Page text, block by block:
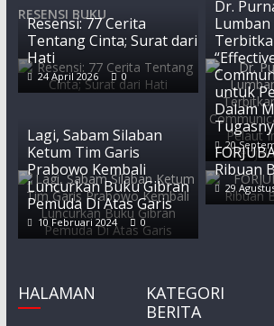
RESENSI BUKU
Resensi: 77 Cerita
Tentang Cinta; Surat dari
Hati
24 April 2026 0
Dr.
Lumban
untuk
Dalam
20
Lagi, Sabam Silaban
Ketum Tim Garis
Prabowo Kembali
Luncurkan Buku Gibran
Pemuda Di Atas Garis
10 Februari 2024 0
Ribuan
29
HALAMAN
KATEGORI
BERITA